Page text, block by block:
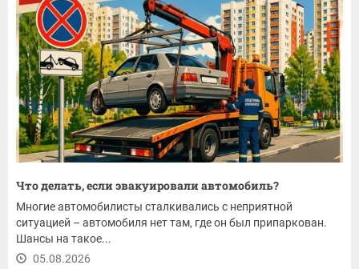
Что делать, если эвакуировали автомобиль?
Многие автомобилисты сталкивались с неприятной
ситуацией – автомобиля нет там, где он был припаркован.
Шансы на такое...
05.08.2026